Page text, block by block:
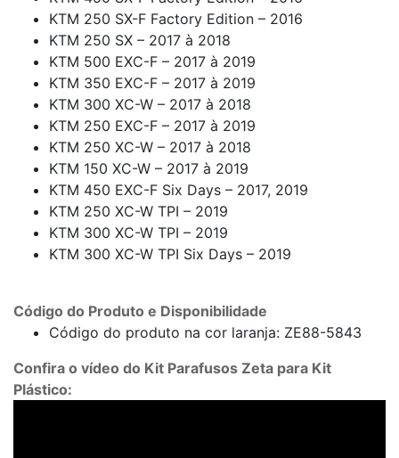
KTM 250 SX-F Factory Edition – 2016
KTM 250 SX – 2017 à 2018
KTM 500 EXC-F – 2017 à 2019
KTM 350 EXC-F – 2017 à 2019
KTM 300 XC-W – 2017 à 2018
KTM 250 EXC-F – 2017 à 2019
KTM 250 XC-W – 2017 à 2018
KTM 150 XC-W – 2017 à 2019
KTM 450 EXC-F Six Days – 2017, 2019
KTM 250 XC-W TPI – 2019
KTM 300 XC-W TPI – 2019
KTM 300 XC-W TPI Six Days – 2019
Código do Produto e Disponibilidade
Código do produto na cor laranja: ZE88-5843
Confira o vídeo do Kit Parafusos Zeta para Kit
Plástico: